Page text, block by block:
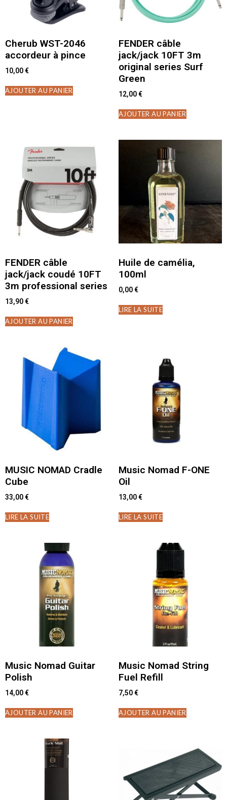
Cherub WST-2046
accordeur à pince
10,00€
AJOUTER AU PANIER
FENDER câble
jack/jack 10FT 3m
original series Surf
Green
12,00€
AJOUTER AU PANIER
FENDER câble
jack/jack coudé 10FT
3m professional series
13,90€
AJOUTER AU PANIER
Huile de camélia,
100ml
0,00€
LIRE LA SUITE
MUSIC NOMAD Cradle
Cube
33,00€
LIRE LA SUITE
Music Nomad F-ONE
Oil
13,00€
LIRE LA SUITE
Music Nomad Guitar
Polish
14,00€
AJOUTER AU PANIER
Music Nomad String
Fuel Refill
7,50€
AJOUTER AU PANIER